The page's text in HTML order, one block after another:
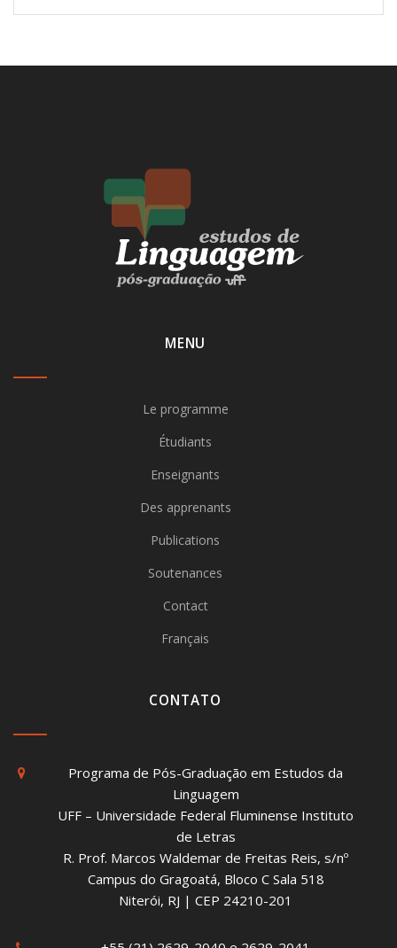
MENU
Le programme
Étudiants
Enseignants
Des apprenants
Publications
Soutenances
Contact
Français
CONTATO
Programa de Pós-Graduação em Estudos da
Linguagem
UFF – Universidade Federal Fluminense Instituto
de Letras
R. Prof. Marcos Waldemar de Freitas Reis, s/nº
Campus do Gragoatá, Bloco C Sala 518
Niterói, RJ | CEP 24210-201